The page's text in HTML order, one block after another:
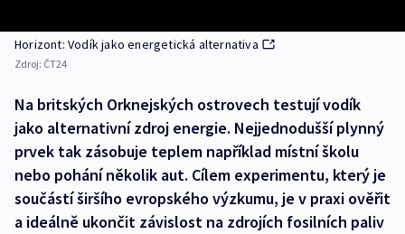
Horizont: Vodík jako energetická alternativa
Zdroj: ČT24
Na britských Orknejských ostrovech testují vodík
jako alternativní zdroj energie. Nejjednodušší plynný
prvek tak zásobuje teplem například místní školu
nebo pohání několik aut. Cílem experimentu, který je
součástí širšího evropského výzkumu, je v praxi ověřit
a ideálně ukončit závislost na zdrojích fosilních paliv